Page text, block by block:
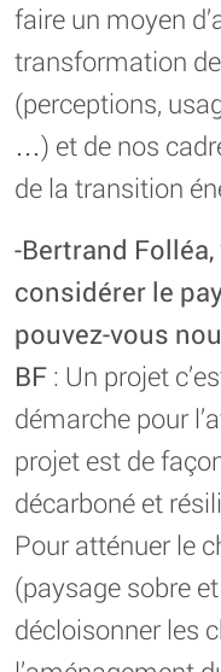
faire un moyen
transformation
(perceptions,
…) et de nos
de la transition
-Bertrand
considérer le
pouvez-vous
BF : Un projet
démarche pour
projet est de
décarboné et
Pour atténuer le
(paysage sobre
décloisonner les